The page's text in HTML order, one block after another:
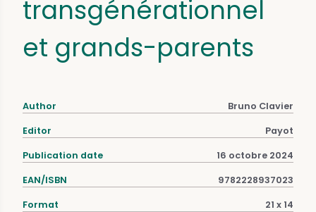
transgénérationnel
et grands-parents
Author Bruno Clavier
Editor Payot
Publication date 16 octobre 2024
EAN/ISBN 9782228937023
Format 21 x 14